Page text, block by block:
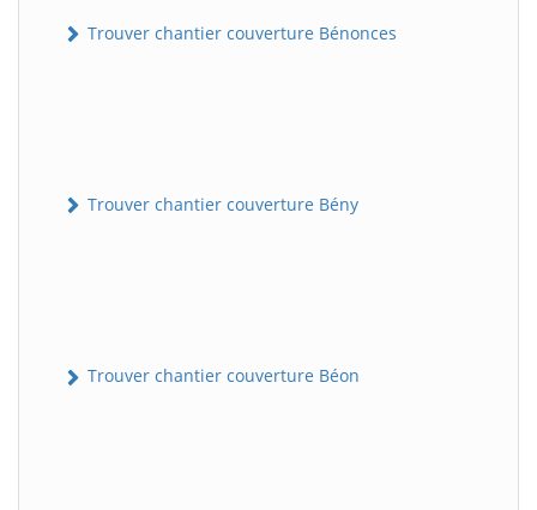
Trouver chantier couverture Bénonces
Trouver chantier couverture Bény
Trouver chantier couverture Béon